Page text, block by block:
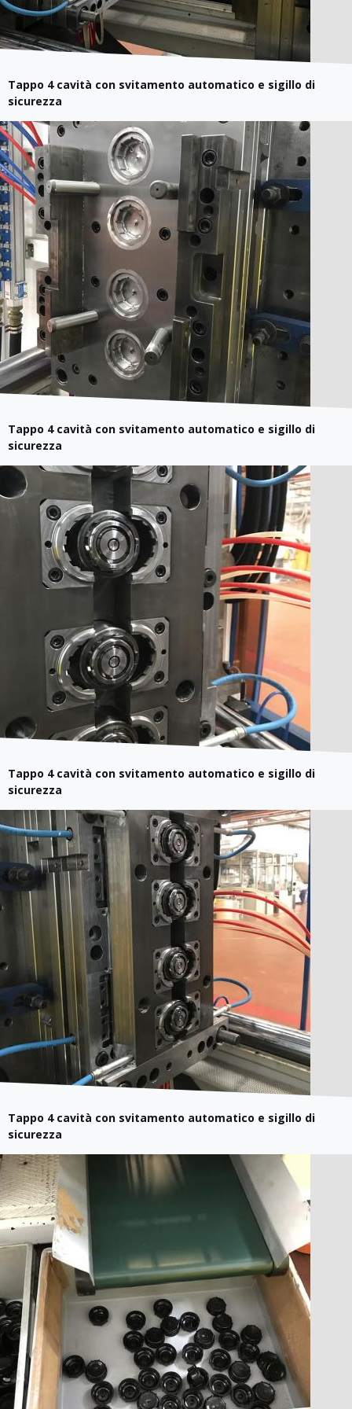
Tappo 4 cavità con svitamento automatico e sigillo di
sicurezza
Tappo 4 cavità con svitamento automatico e sigillo di
sicurezza
Tappo 4 cavità con svitamento automatico e sigillo di
sicurezza
Tappo 4 cavità con svitamento automatico e sigillo di
sicurezza